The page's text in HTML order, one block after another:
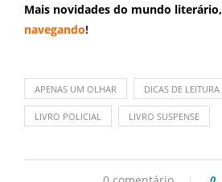
Mais novidades do mundo literário,
navegando!
APENAS UM OLHAR DICAS DE LEITURA
LIVRO POLICIAL LIVRO SUSPENSE